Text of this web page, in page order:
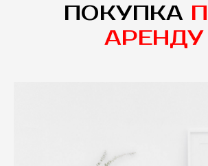
ПОКУПКА
АРЕНДУ